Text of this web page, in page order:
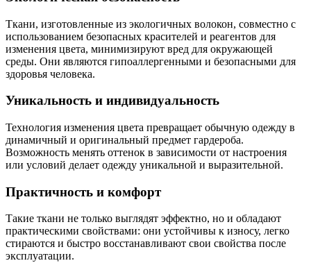
Ткани, изготовленные из экологичных волокон, совместно с
использованием безопасных красителей и реагентов для
изменения цвета, минимизируют вред для окружающей
среды. Они являются гипоаллергенными и безопасными для
здоровья человека.
Уникальность и индивидуальность
Технология изменения цвета превращает обычную одежду в
динамичный и оригинальный предмет гардероба.
Возможность менять оттенок в зависимости от настроения
или условий делает одежду уникальной и выразительной.
Практичность и комфорт
Такие ткани не только выглядят эффектно, но и обладают
практическими свойствами: они устойчивы к износу, легко
стираются и быстро восстанавливают свои свойства после
эксплуатации.